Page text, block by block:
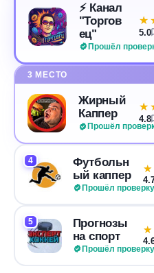
⚡️ Канал
"Торгов
ец"
Прошёл
5.0
3 МЕСТО
Жирный
Каппер
Прошёл
4.8
4
Футбольн
ый каппер
Прошёл проверку
5
Прогнозы
на спорт
Прошёл проверку